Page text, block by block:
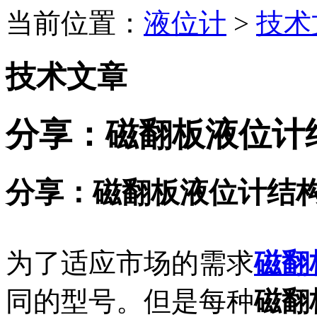
当前位置： 液位计 > 技
技术文章
分享：磁翻板液位计
分享：磁翻板液位计结
为了适应市场的需求磁翻
同的型号。但是每种磁翻